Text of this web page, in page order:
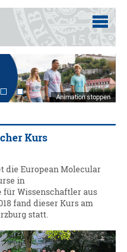
Animation stoppen
Kurs
die European Molecular
in
Wissenschaftler aus
fand dieser Kurs am
statt.